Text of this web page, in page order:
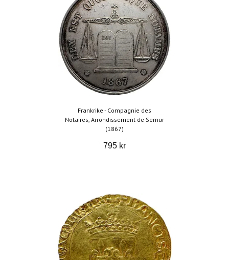
Frankrike - Compagnie des
Notaires, Arrondissement de Semur
(1867)
795 kr